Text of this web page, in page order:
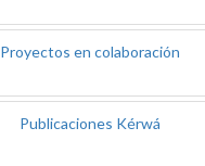
Proyectos en colaboración
Publicaciones Kérwá